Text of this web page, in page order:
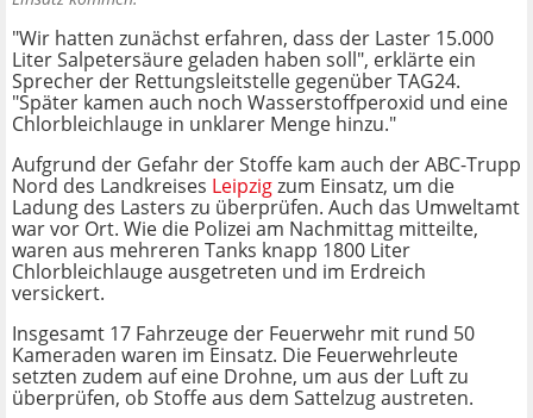
"Wir hatten zunächst erfahren, dass der Laster 15.000
Liter Salpetersäure geladen haben soll", erklärte ein
Sprecher der Rettungsleitstelle gegenüber TAG24.
"Später kamen auch noch Wasserstoffperoxid und eine
Chlorbleichlauge in unklarer Menge hinzu."
Aufgrund der Gefahr der Stoffe kam auch der ABC-Trupp
Nord des Landkreises Leipzigzum Einsatz, um die
Ladung des Lasters zu überprüfen. Auch das Umweltamt
war vor Ort. Wie die Polizei am Nachmittag mitteilte,
waren aus mehreren Tanks knapp 1800 Liter
Chlorbleichlauge ausgetreten und im Erdreich
versickert.
Insgesamt 17 Fahrzeuge der Feuerwehr mit rund 50
Kameraden waren im Einsatz. Die Feuerwehrleute
setzten zudem auf eine Drohne, um aus der Luft zu
überprüfen, ob Stoffe aus dem Sattelzug austreten.